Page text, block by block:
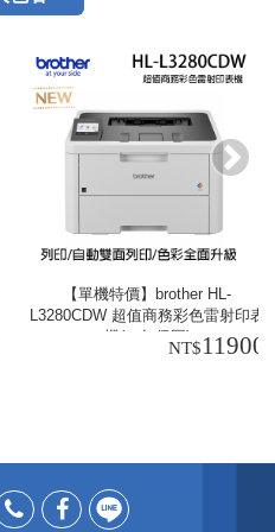
【單機特價】brother HL-
L3280CDW 超值商務彩色雷射印表
機(一年保固)
11900